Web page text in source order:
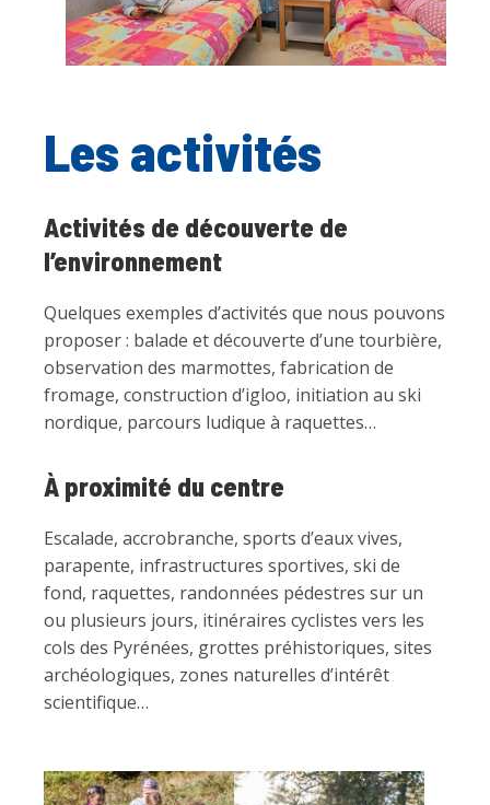
Les activités
Activités de découverte de
l’environnement
Quelques exemples d’activités que nous pouvons
proposer : balade et découverte d’une tourbière,
observation des marmottes, fabrication de
fromage, construction d’igloo, initiation au ski
nordique, parcours ludique à raquettes…
À proximité du centre
Escalade, accrobranche, sports d’eaux vives,
parapente, infrastructures sportives, ski de
fond, raquettes, randonnées pédestres sur un
ou plusieurs jours, itinéraires cyclistes vers les
cols des Pyrénées, grottes préhistoriques, sites
archéologiques, zones naturelles d’intérêt
scientifique…